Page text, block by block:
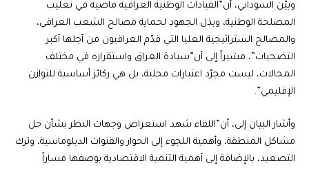
وبيّن السوداني، أن”القيادات الوطنية العراقية ماضية في تغليب
المصلحة الوطنية، وبذل الجهود لحماية مصالح الشعب العراقي،
والمصالح الستراتيجية العليا التي قدّم العراقيون من أجلها أكبر
التضحيات”، مشيراً إلى أن”سيادة العراق واستقراره في مختلف
المجالات، ليست مجرّد اعتبارات محلية، بل هي ركائز أساسية للتوازن
الإقليمي”.
وأشار البيان إلى، أن”اللقاء شهد استعراض وجهات النظر بشأن حل
مشاكل المنطقة، وأهمية اللجوء إلى الحوار والقنوات الدبلوماسية، وترك
التصعيد، بالإضافة إلى أهمية التنمية الاقتصادية بوصفها مساراً